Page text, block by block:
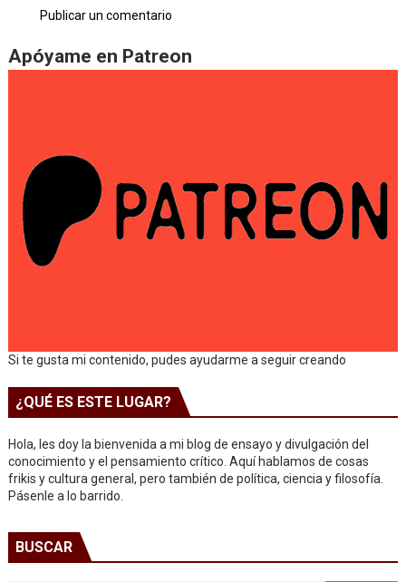
Publicar un comentario
Apóyame en Patreon
Si te gusta mi contenido, pudes ayudarme a seguir creando
¿QUÉ ES ESTE LUGAR?
Hola, les doy la bienvenida a mi blog de ensayo y divulgación del
conocimiento y el pensamiento crítico. Aquí hablamos de cosas
frikis y cultura general, pero también de política, ciencia y filosofía.
Pásenle a lo barrido.
BUSCAR